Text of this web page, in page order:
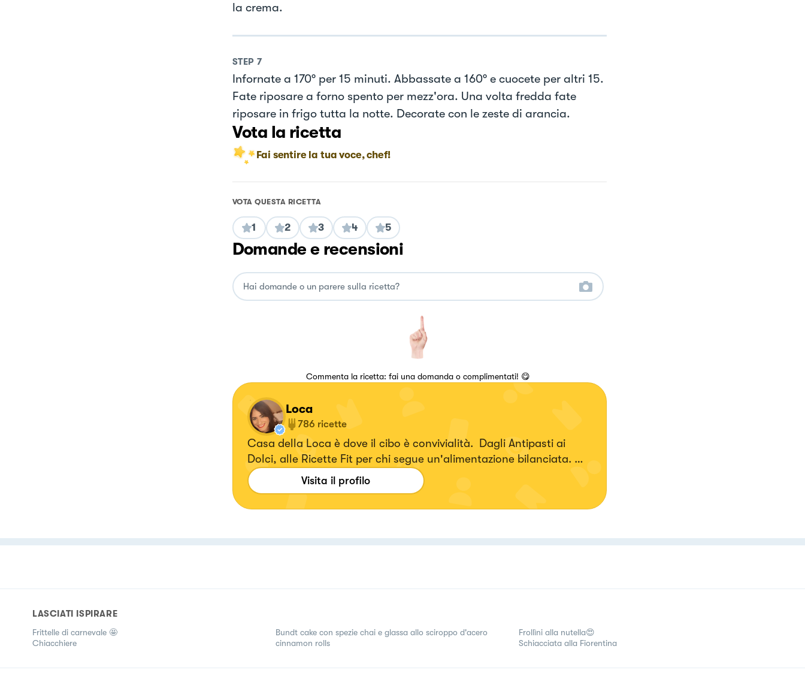
la crema.
STEP 7
Infornate a 170° per 15 minuti. Abbassate a 160° e cuocete per altri 15.
Fate riposare a forno spento per mezz'ora. Una volta fredda fate
riposare in frigo tutta la notte. Decorate con le zeste di arancia.
Vota la ricetta
Fai sentire la tua voce, chef!
VOTA QUESTA RICETTA
1 2 3 4 5
Domande e recensioni
Commenta la ricetta: fai una domanda o complimentati! 😋
Loca
786 ricette
Casa della Loca è dove il cibo è convivialità. Dagli Antipasti ai
Dolci, alle Ricette Fit per chi segue un'alimentazione bilanciata.
Cuoca a domicilio.Visita il profilo
LASCIATI ISPIRARE
Frittelle di carnevale 🤩
Chiacchiere
Bundt cake con spezie chai e glassa allo sciroppo d'acero
cinnamon rolls
Frollìni alla nutella😍
Schiacciata alla Fiorentina